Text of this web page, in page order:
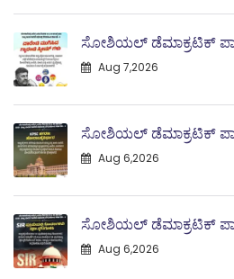
ಸೋಶಿಯಲ್ ಡೆಮಾಕ್ರಟಿಕ್
Aug 7,2026
ಸೋಶಿಯಲ್ ಡೆಮಾಕ್ರಟಿಕ್
Aug 6,2026
ಸೋಶಿಯಲ್ ಡೆಮಾಕ್ರಟಿಕ್
Aug 6,2026